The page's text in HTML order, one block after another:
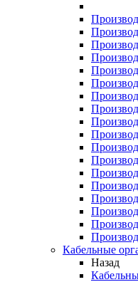
Кабельные
Назад